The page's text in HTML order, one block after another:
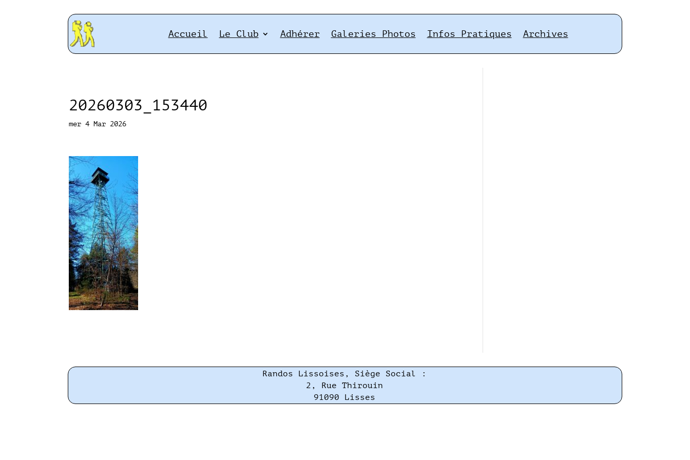
Accueil Le Club Adhérer Galeries Photos Infos Pratiques Archives
20260303_153440
mer 4 Mar 2026
Randos Lissoises, Siège Social :
2, Rue Thirouin
91090 Lisses